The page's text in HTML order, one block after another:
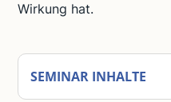
Wirkung hat.
SEMINAR INHALTE